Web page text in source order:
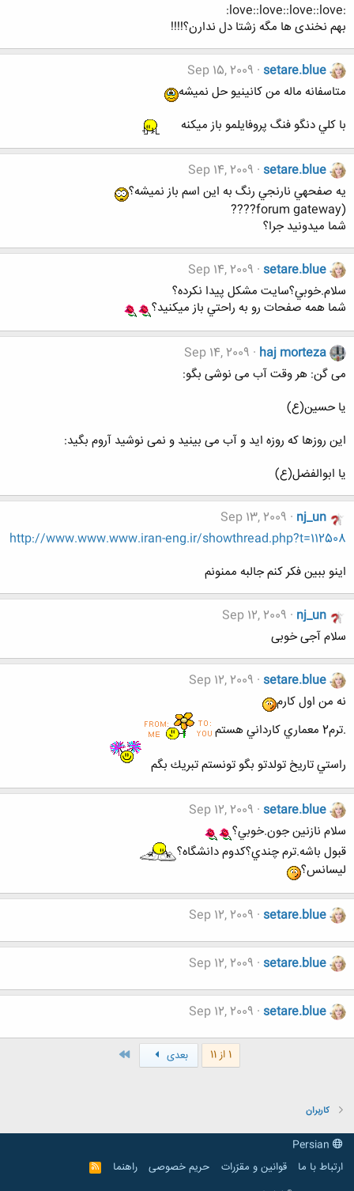
:love::love::love::love:
بهم نخندی ها مگه زشتا دل ندارن؟!!!!
setare.blue
Sep 15, 2009
متاسفانه ماله من کانینیو حل نميشه
با كلي دنگو فنگ پروفايلمو باز ميكنه
setare.blue
Sep 14, 2009
يه صفحهي نارنجي رنگ به اين اسم باز نميشه؟
(forum gateway????
شما ميدونيد جرا؟
setare.blue
Sep 14, 2009
سلام.خوبي؟سايت مشكل پيدا نكرده؟
شما همه صفحات رو به راحتي باز ميكنيد؟
haj morteza
Sep 14, 2009
می گن: هر وقت آب می نوشی بگو:
یا حسین(ع)
این روزها که روزه اید و آب می بینید و نمی نوشید آروم بگید:
یا ابوالفضل(ع)
nj_un
Sep 13, 2009
http://www.www.www.iran-eng.ir/showthread.php?t=112508
اينو ببين فکر کنم جالبه ممنونم
nj_un
Sep 12, 2009
سلام آجی خوبی
setare.blue
Sep 12, 2009
نه من اول كارم
.ترم2 معماري كارداني هستم
راستي تاريخ تولدتو بگو تونستم تبريك بگم
setare.blue
Sep 12, 2009
سلام نازنين جون.خوبي؟
قبول باشه.ترم چندي؟كدوم دانشگاه؟
ليسانس؟
setare.blue
Sep 12, 2009
setare.blue
Sep 12, 2009
setare.blue
Sep 12, 2009
1 از 11 بعدی
کاربران
ارتباط با ما
قوانین و مقرّرات حریم خصوصی راهنما
R
S